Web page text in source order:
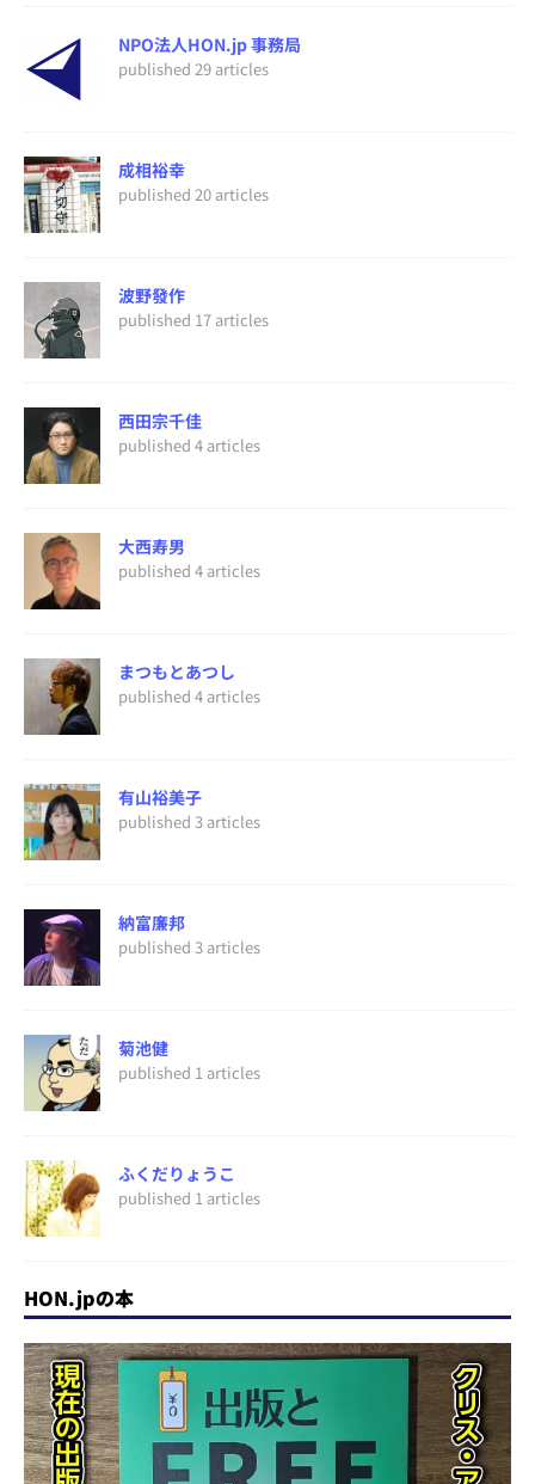
NPO法人HON.jp 事務局
published 29 articles
成相裕幸
published 20 articles
波野發作
published 17 articles
西田宗千佳
published 4 articles
大西寿男
published 4 articles
まつもとあつし
published 4 articles
有山裕美子
published 3 articles
納富廉邦
published 3 articles
菊池健
published 1 articles
ふくだりょうこ
published 1 articles
HON.jpの本